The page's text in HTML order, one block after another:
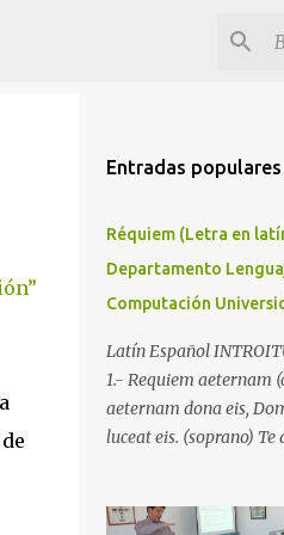
Entradas populares
Réquiem (Letra en
Departamento
Computación
Latín Español
1.- Requiem aeternam
aeternam dona eis,
luceat eis. (soprano) Te
ad te omnis caro veniet.